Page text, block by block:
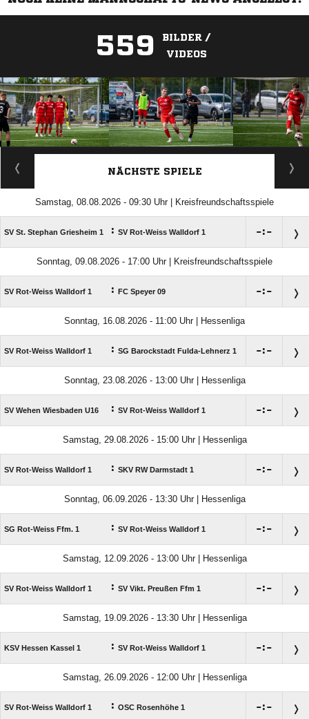
559
BILDER /
VIDEOS
ANZEIGE
NÄCHSTE SPIELE
Samstag, 08.08.2026 - 09:30 Uhr | Kreisfreundschaftsspiele
SV St. Stephan Griesheim 1 : SV Rot-Weiss Walldorf 1 :
Sonntag, 09.08.2026 - 17:00 Uhr | Kreisfreundschaftsspiele
SV Rot-Weiss Walldorf 1 : FC Speyer 09 :
Sonntag, 16.08.2026 - 11:00 Uhr | Hessenliga
SV Rot-Weiss Walldorf 1 : SG Barockstadt Fulda-Lehnerz 1 :
Sonntag, 23.08.2026 - 13:00 Uhr | Hessenliga
SV Wehen Wiesbaden U16 : SV Rot-Weiss Walldorf 1 :
Samstag, 29.08.2026 - 15:00 Uhr | Hessenliga
SV Rot-Weiss Walldorf 1 : SKV RW Darmstadt 1 :
Sonntag, 06.09.2026 - 13:30 Uhr | Hessenliga
SG Rot-Weiss Ffm. 1 : SV Rot-Weiss Walldorf 1 :
Samstag, 12.09.2026 - 13:00 Uhr | Hessenliga
SV Rot-Weiss Walldorf 1 : SV Vikt. Preußen Ffm 1 :
Samstag, 19.09.2026 - 13:30 Uhr | Hessenliga
KSV Hessen Kassel 1 : SV Rot-Weiss Walldorf 1 :
Samstag, 26.09.2026 - 12:00 Uhr | Hessenliga
SV Rot-Weiss Walldorf 1 : OSC Rosenhöhe 1 :